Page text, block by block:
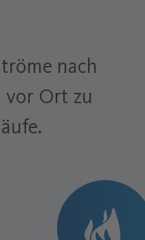
nach
vor Ort zu